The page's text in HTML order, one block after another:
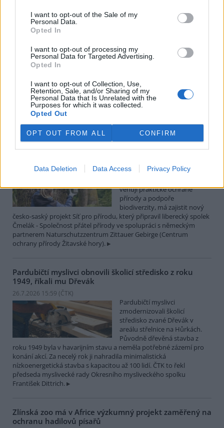
I want to opt-out of the Sale of my
Personal Data.
Opted In
I want to opt-out of processing my
Personal Data for Targeted Advertising.
Opted In
I want to opt-out of Collection, Use,
Retention, Sale, and/or Sharing of my
Personal Data that Is Unrelated with the
Purposes for which it was collected.
Opted Out
OPT OUT FROM ALL CONFIRM
Data Deletion Data Access Privacy Policy
I po 100 letech je cihlová kanalizace v centru Pardubic
v dobrém stavu
26.7.2026 16:24 | PARDUBICE (
Historická cihlová kanalizace v
centru Pardubic je i po více než
vodáren k tomu přispívá
vejčitý profil stok, který zlepšuje jejich samočištění a umožňuje
odvádět víc vody při přívalových deštích. ČTK to řekl mistr provozu
pardubických vodáren Erik Jandera.
Organizace v Česku a Německu chtějí víc
spolupracovat při ochraně přírody
Větší spolupráci organizací,
věnují praktické ochraně
přírody a podpoře
biodiverzity, má zajistit nový
česko-saský projekt Síť pro přírodu, který připravil liberecký spolek
Čmelák - Společnost přátel přírody ve spolupráci s německým
partnerem Naturschutzzentrum Zittauer Gebirge (Centrum
ochrany přírody Žitavské hory).
Pardubičtí myslivci obnovili školicí středisko z roku
1949, říkali mu Dřevák
26.7.2026 15:59 (ČTK)
Pardubičtí myslivci
zmodernizovali školicí
středisko zvané Dřevák v
areálu střelnice na Hůrkách.
Původně dřevěná stavba z
roku 1949 byla v havarijním stavu a neměla potřebné zázemí pro
konání akcí. Za necelý rok ji nahradila minimalistická
nízkoenergetická stavba s kapacitou až 100 lidí. ČTK to řekl
předseda myslivecké rady Okresního mysliveckého spolku
František Dittrich.
Zlínská zoo má v Africe výzkumný projekt zaměřený na
ochranu hadilovů písařů